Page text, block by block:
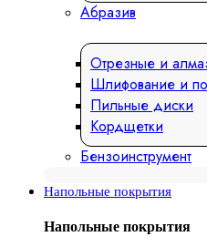
Абразив
Отрезные и
Шлифование и
Пильные диски
Кордщетки
Бензоинструмент
Напольные покрытия
Напольные покрытия